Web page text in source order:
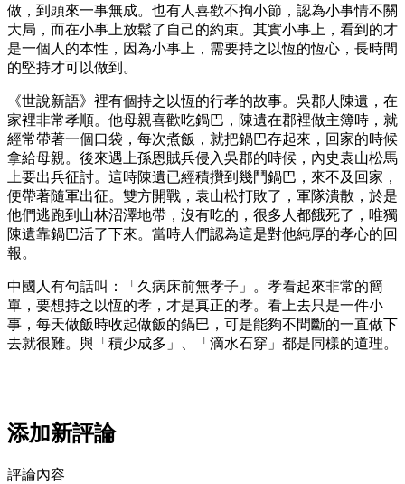
做，到頭來一事無成。也有人喜歡不拘小節，認為小事情不關
大局，而在小事上放鬆了自己的約束。其實小事上，看到的才
是一個人的本性，因為小事上，需要持之以恆的恆心，長時間
的堅持才可以做到。
《世說新語》裡有個持之以恆的行孝的故事。吳郡人陳遺，在
家裡非常孝順。他母親喜歡吃鍋巴，陳遺在郡裡做主簿時，就
經常帶著一個口袋，每次煮飯，就把鍋巴存起來，回家的時候
拿給母親。後來遇上孫恩賊兵侵入吳郡的時候，內史袁山松馬
上要出兵征討。這時陳遺已經積攢到幾鬥鍋巴，來不及回家，
便帶著隨軍出征。雙方開戰，袁山松打敗了，軍隊潰散，於是
他們逃跑到山林沼澤地帶，沒有吃的，很多人都餓死了，唯獨
陳遺靠鍋巴活了下來。當時人們認為這是對他純厚的孝心的回
報。
中國人有句話叫：「久病床前無孝子」。孝看起來非常的簡
單，要想持之以恆的孝，才是真正的孝。看上去只是一件小
事，每天做飯時收起做飯的鍋巴，可是能夠不間斷的一直做下
去就很難。與「積少成多」、「滴水石穿」都是同樣的道理。
添加新評論
評論內容